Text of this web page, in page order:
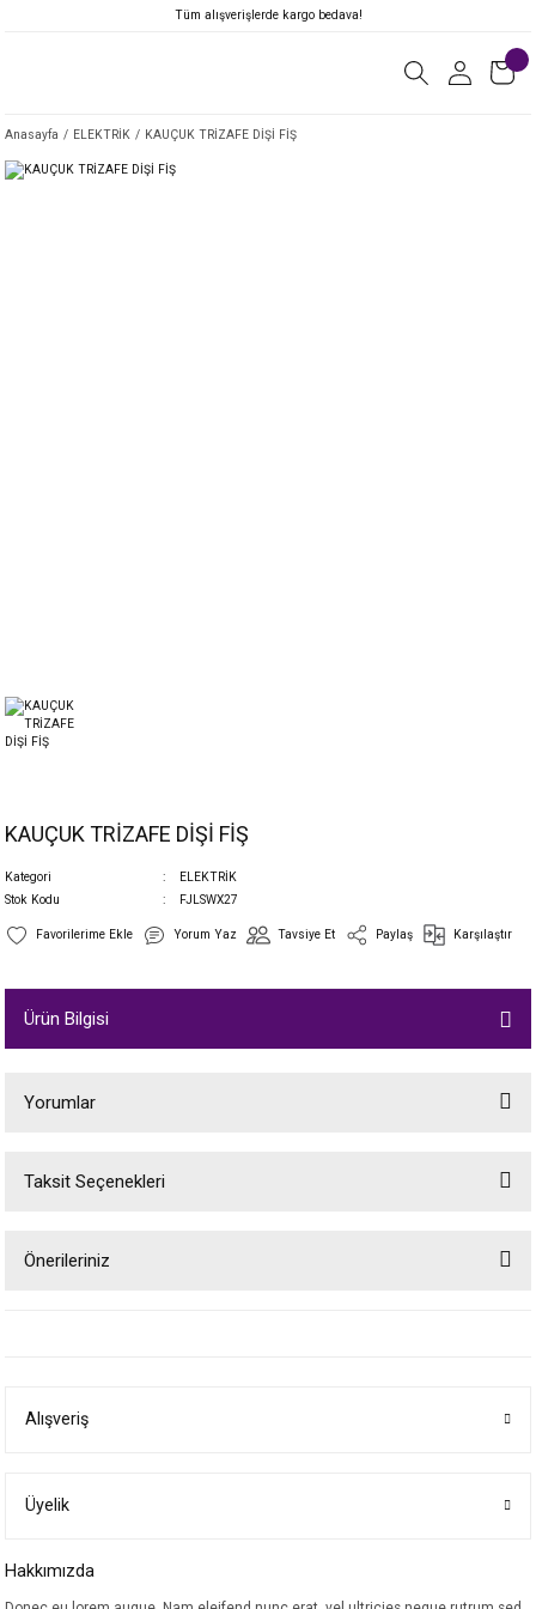
Tüm alışverişlerde kargo bedava!
Anasayfa ELEKTRİK KAUÇUK TRİZAFE DİŞİ FİŞ
KAUÇUK TRİZAFE DİŞİ FİŞ
Kategori
ELEKTRİK
Stok Kodu
FJLSWX27
Yorum Yaz Tavsiye Et Paylaş Karşılaştır
Ürün Bilgisi
Yorumlar
Taksit Seçenekleri
Önerileriniz
Ürün bilgilerinde hatalar bulunuyor.
Bu ürüne benzer farklı alternatifler olmalı.
Alışveriş
Üyelik
Hakkımızda